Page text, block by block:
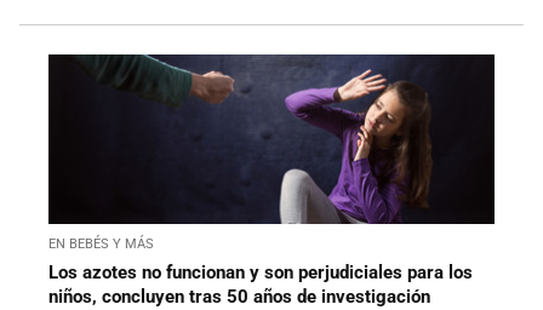
EN BEBÉS Y MÁS
Los azotes no funcionan y son perjudiciales para los
niños, concluyen tras 50 años de investigación